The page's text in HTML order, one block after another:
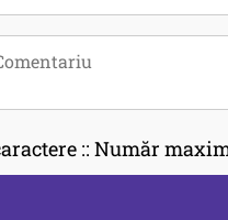
:: Număr